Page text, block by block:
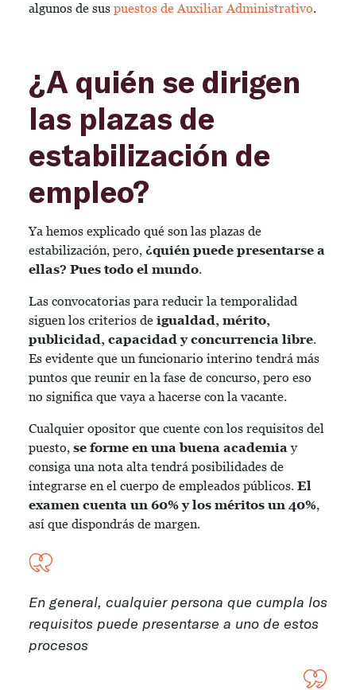
algunos de sus puestos de Auxiliar Administrativo.
¿A quién se dirigen
las plazas de
estabilización de
empleo?
Ya hemos explicado qué son las plazas de
estabilización, pero, ¿quién puede presentarse a
ellas? Pues todo el mundo.
Las convocatorias para reducir la temporalidad
siguen los criterios de igualdad, mérito,
publicidad, capacidad y concurrencia libre.
Es evidente que un funcionario interino tendrá más
puntos que reunir en la fase de concurso, pero eso
no significa que vaya a hacerse con la vacante.
Cualquier opositor que cuente con los requisitos del
puesto, se forme en una buena academiay
consiga una nota alta tendrá posibilidades de
integrarse en el cuerpo de empleados públicos. El
examen cuenta un 60% y los méritos un 40%,
así que dispondrás de margen.
En general, cualquier persona que cumpla los
requisitos puede presentarse a uno de estos
procesos